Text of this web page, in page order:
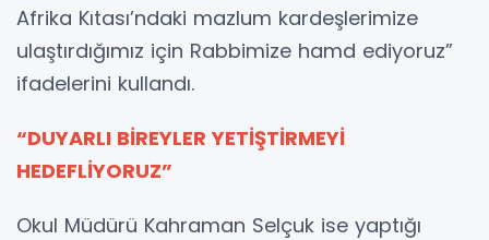
Afrika Kıtası’ndaki mazlum kardeşlerimize
ulaştırdığımız için Rabbimize hamd ediyoruz”
ifadelerini kullandı.
“DUYARLI BİREYLER YETİŞTİRMEYİ
HEDEFLİYORUZ”
Okul Müdürü Kahraman Selçuk ise yaptığı